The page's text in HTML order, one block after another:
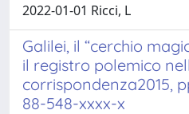
2022-01-01 Ricci, L
Galilei, il “cerchio
il registro polemico
corrispondenza2015,
88-548-xxxx-x